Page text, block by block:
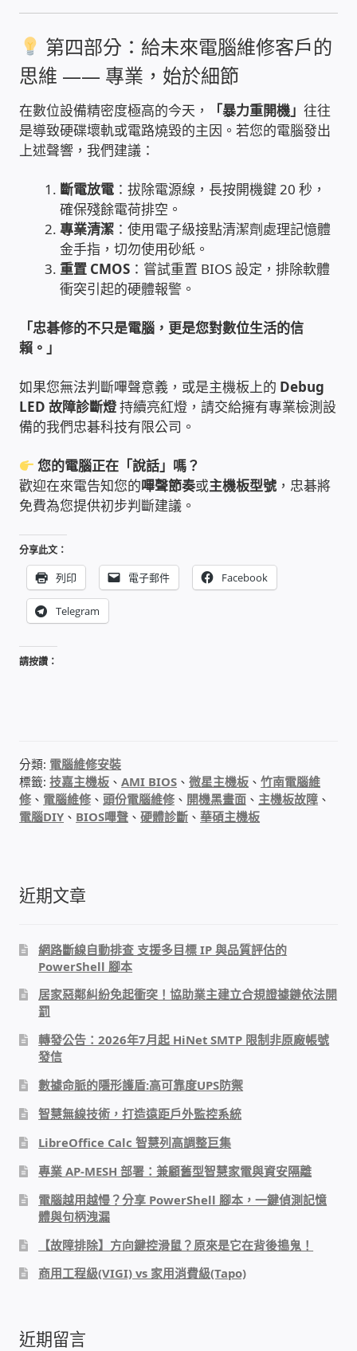
網路 工具 軟體 手冊
監視器安裝維修
監視器DIY
監視器租賃方案
防盜保全-安防設備
昇銳電子(HI SHARP)智慧科技
鎧鋒企業(KCA)智能監視系統
監視器 信和 TBC 固定IP
監視器RS485開門開鐵門開燈開保全
監控健檢‧舊換新專案
監視器異地備份備援
監控安防 工具 軟體 手冊
通航國際(Tonnet)
DCS 數位通訊系統
安立達(Aristel)
聯盟電子(LINEMEX)
感應式門鎖、電子鎖
停車場、社區大樓 車道管制系統
風速傳感器+PLC自動控制
智慧櫃
第四部分：給未來電腦維修客戶的
思維 —— 專業，始於細節
在數位設備精密度極高的今天， 「暴力重開機」往往
是導致硬碟壞軌或電路燒毀的主因。若您的電腦發出
上述聲響，我們建議：
斷電放電 ：拔除電源線，長按開機鍵 20 秒，
確保殘餘電荷排空。
專業清潔 ：使用電子級接點清潔劑處理記憶體
金手指，切勿使用砂紙。
重置 CMOS ：嘗試重置 BIOS 設定，排除軟體
衝突引起的硬體報警。
「忠碁修的不只是電腦，更是您對數位生活的信
賴。」
如果您無法判斷嗶聲意義，或是主機板上的 Debug
LED 故障診斷燈持續亮紅燈，請交給擁有專業檢測設
備的我們忠碁科技有限公司。
您的電腦正在「說話」嗎？
歡迎在來電告知您的嗶聲節奏或主機板型號 ，忠碁將
免費為您提供初步判斷建議。
分享此文：
列印 電子郵件 Facebook
Telegram
請按讚：
分類: 電腦維修安裝
標籤:技嘉主機板 、AMI BIOS 、微星主機板 、竹南電腦維
修 、 電腦維修 、頭份電腦維修 、 開機黑畫面 、 主機板故障 、
電腦DIY 、 BIOS嗶聲 、硬體診斷 、華碩主機板
近期文章
網路斷線自動排查 支援多目標 IP 與品質評估的
PowerShell 腳本
居家惡鄰糾紛免起衝突！協助業主建立合規證據鏈依法開
罰
轉發公告：2026年7月起 HiNet SMTP 限制非原廠帳號
發信
數據命脈的隱形護盾:高可靠度UPS防禦
智慧無線技術，打造遠距戶外監控系統
LibreOffice Calc 智慧列高調整巨集
專業 AP-MESH 部署：兼顧舊型智慧家電與資安隔離
電腦越用越慢？分享 PowerShell 腳本，一鍵偵測記憶
體與句柄洩漏
【故障排除】方向鍵控滑鼠？原來是它在背後搗鬼！
商用工程級(VIGI) vs 家用消費級(Tapo)
近期留言